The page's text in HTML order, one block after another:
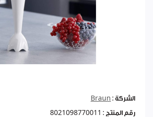
الشركة : Braun
رقم المنتج : 8021098770011